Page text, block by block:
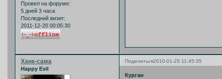
Провел на форуме:
5 дней 3 часа
Последний визит:
2011-12-20 00:05:30
Поделиться2010-01-25 11:45:35
Ханк-сама
Happy Evil
Курган